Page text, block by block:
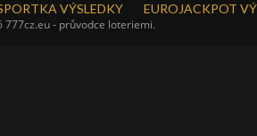
VÝSLEDKY EUROJACKPOT
777cz.eu - průvodce loteriemi.